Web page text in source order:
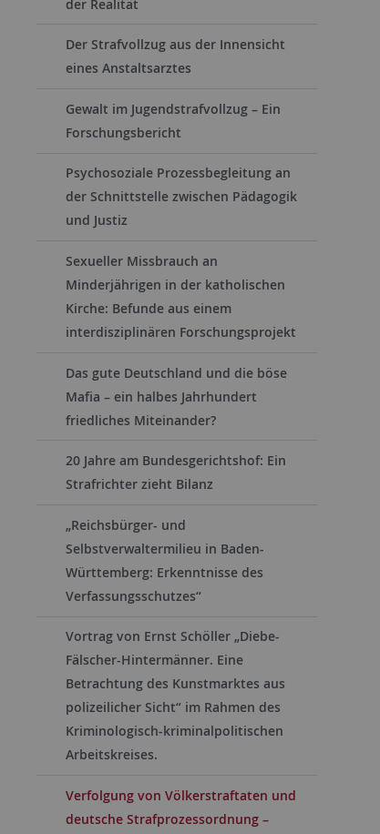
der Realität
Der Strafvollzug aus der Innensicht
eines Anstaltsarztes
Gewalt im Jugendstrafvollzug – Ein
Forschungsbericht
Psychosoziale Prozessbegleitung an
der Schnittstelle zwischen Pädagogik
und Justiz
Sexueller Missbrauch an
Minderjährigen in der katholischen
Kirche: Befunde aus einem
interdisziplinären Forschungsprojekt
Das gute Deutschland und die böse
Mafia – ein halbes Jahrhundert
friedliches Miteinander?
20 Jahre am Bundesgerichtshof: Ein
Strafrichter zieht Bilanz
„Reichsbürger- und
Selbstverwaltermilieu in Baden-
Württemberg: Erkenntnisse des
Verfassungsschutzes“
Vortrag von Ernst Schöller „Diebe-
Fälscher-Hintermänner. Eine
Betrachtung des Kunstmarktes aus
polizeilicher Sicht“ im Rahmen des
Kriminologisch-kriminalpolitischen
Arbeitskreises.
Verfolgung von Völkerstraftaten und
deutsche Strafprozessordnung –